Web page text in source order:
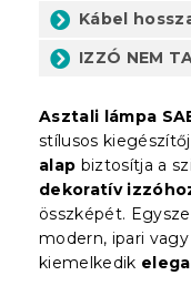
Kábel
IZZÓ NEM
Asztali lámpa
stílusos
alap biztosítja a
dekoratív
összképét.
modern, ipari
kiemelkedik